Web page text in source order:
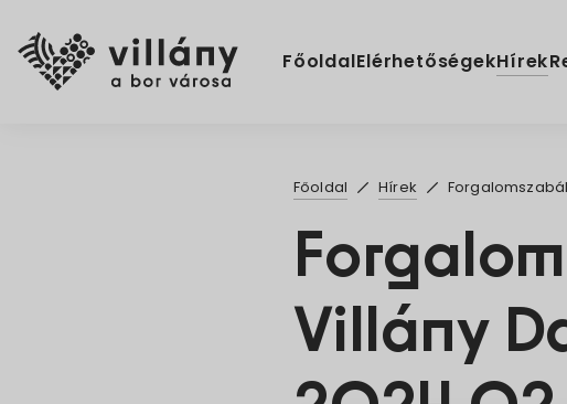
FőoldalElérhetőségekHírek
Főoldal Hírek
Villány